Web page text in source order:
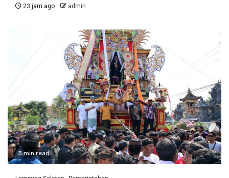
23 jam ago admin
3 min read